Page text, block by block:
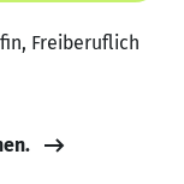
Freiberuflich